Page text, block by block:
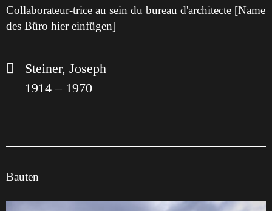
Collaborateur-trice au sein du bureau d'architecte [Name
des Büro hier einfügen]
Steiner, Joseph
1914 – 1970
Bauten